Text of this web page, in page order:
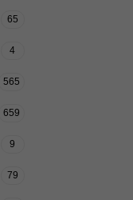
65
4
565
659
9
79